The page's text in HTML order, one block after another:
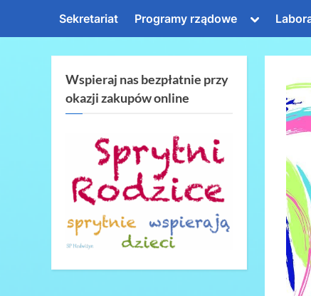
Sekretariat Programy rządowe
Toggle
menu
Wspieraj nas bezpłatnie przy
okazji zakupów online